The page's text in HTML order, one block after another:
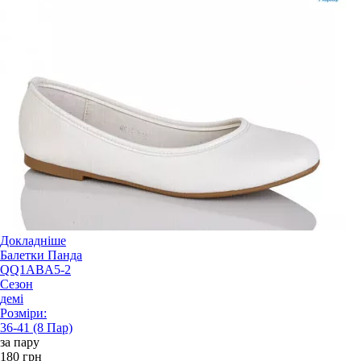
Докладніше
Балетки Панда
QQ1ABA5-2
Сезон
демі
Розміри:
36-41 (8 Пар)
за пару
180 грн